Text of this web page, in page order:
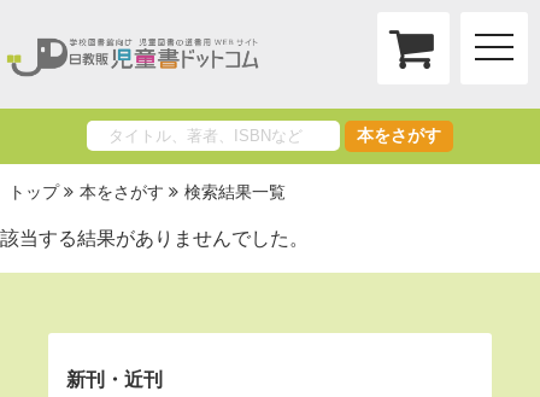
toggle
本をさがす
トップ 本をさがす 検索結果一覧
該当する結果がありませんでした。
新刊・近刊